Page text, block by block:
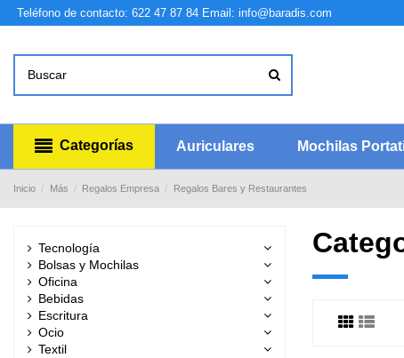
Teléfono de contacto: 622 47 87 84 Email: info@baradis.com
Categorías Auriculares Mochilas
Inicio Más Regalos Empresa Regalos Bares y Restaurantes
Tecnología
Bolsas y Mochilas
Oficina
Bebidas
Escritura
Ocio
Textil